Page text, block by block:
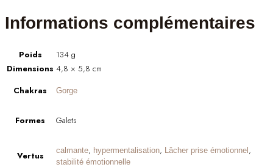
Informations complémentaires
Poids
134 g
Dimensions 4,8 × 5,8 cm
Chakras
Gorge
Formes Galets
Vertus calmante, hypermentalisation, Lâcher prise émotionnel ,
stabilité émotionnelle